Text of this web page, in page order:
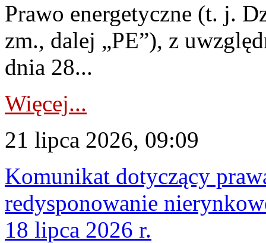
Prawo energetyczne (t. j.
zm., dalej „PE”), z
dnia 28...
Więcej...
21 lipca 2026, 09:09
Komunikat dotyczący
redysponowanie
18 lipca 2026 r.